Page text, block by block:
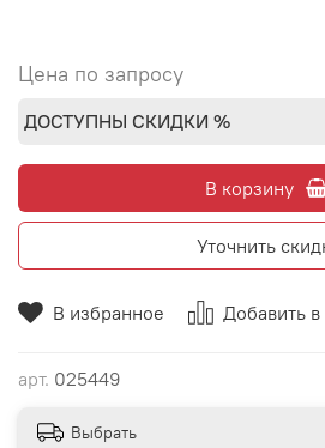
В избранное Добавить
арт. 025449
Цена по запросу
ДОСТУПНЫ СКИДКИ %
В корзину
Уточнить
Выбрать